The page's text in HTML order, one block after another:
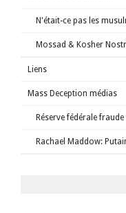
N'était-ce pas les
Mossad & Kosher
Liens
Mass Deception médias
Réserve fédérale fraude
Rachael Maddow: